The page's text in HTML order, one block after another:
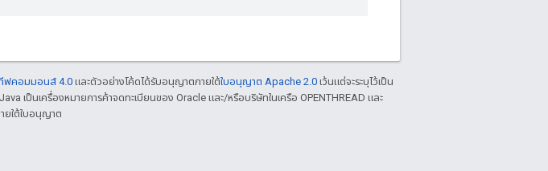
ฟคอมมอนส์ 4.0และตัวอย่างโค้ดได้รับอนุญาตภายใต้ใบอนุญาต Apache 2.0 เว้นแต่จะระบุไว้เป็น
เป็นเครื่องหมายการค้าจดทะเบียนของ Oracle และ/หรือบริษัทในเครือ OPENTHREAD และ
ยใต้ใบอนุญาต